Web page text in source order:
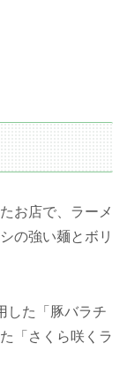
お店で、ラーメ
の強い麺とボリ
した「豚バラチ
「さくら咲くラ